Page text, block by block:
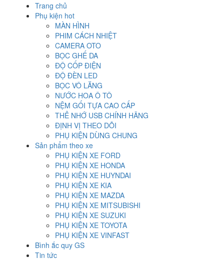
Trang chủ
Phụ kiện hot
MÀN HÌNH
PHIM CÁCH NHIỆT
CAMERA OTO
BỌC GHẾ DA
ĐỘ CỐP ĐIỆN
ĐỘ ĐÈN LED
BỌC VÔ LĂNG
NƯỚC HOA Ô TÔ
NỆM GỐI TỰA CAO CẤP
THẺ NHỚ USB CHÍNH HÃNG
ĐỊNH VỊ THEO DÕI
PHỤ KIỆN DÙNG CHUNG
Sản phẩm theo xe
PHỤ KIỆN XE FORD
PHỤ KIỆN XE HONDA
PHỤ KIỆN XE HUYNDAI
PHỤ KIỆN XE KIA
PHỤ KIỆN XE MAZDA
PHỤ KIỆN XE MITSUBISHI
PHỤ KIỆN XE SUZUKI
PHỤ KIỆN XE TOYOTA
PHỤ KIỆN XE VINFAST
Bình ắc quy GS
Tin tức